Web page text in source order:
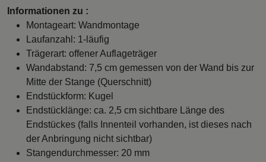
Informationen zu :
Montageart: Wandmontage
Laufanzahl: 1-läufig
Trägerart: offener Auflageträger
Wandabstand: 7,5 cm gemessen von der Wand bis zur
Mitte der Stange (Querschnitt)
Endstückform: Kugel
Endstücklänge: ca. 2,5 cm sichtbare Länge des
Endstückes (falls Innenteil vorhanden, ist dieses nach
der Anbringung nicht sichtbar)
Stangendurchmesser: 20 mm